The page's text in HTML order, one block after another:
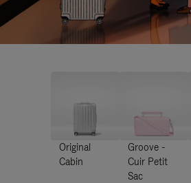
Original
Cabin
Groove -
Cuir Petit
Sac